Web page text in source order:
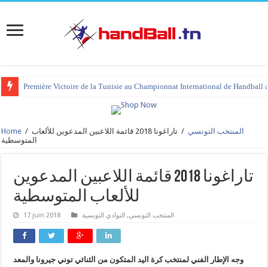
Première Victoire de la Tunisie au Championnat International de Handball
Home / المنتخب التونسي /
تاراغونا 2018 قائمة اللاعبين المدعوين للألعاب
المتوسطية
تاراغونا 2018 قائمة اللاعبين المدعوين
للألعاب المتوسطية
17 juin 2018 المنتخب التونسي, النوادي التونسية
وجه الإطار الفني لمنتخب كرة اليد المتكون من الثنائي توني جيرونا والمعد